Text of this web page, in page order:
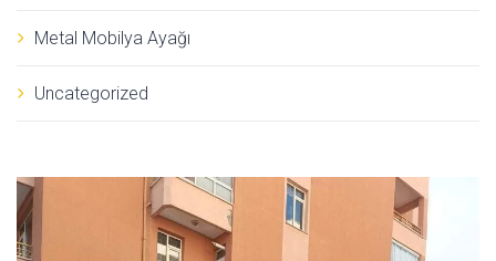
Metal Mobilya Ayağı
Uncategorized